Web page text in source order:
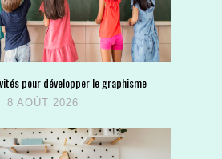
pour développer le graphisme
8 AOÛT 2026